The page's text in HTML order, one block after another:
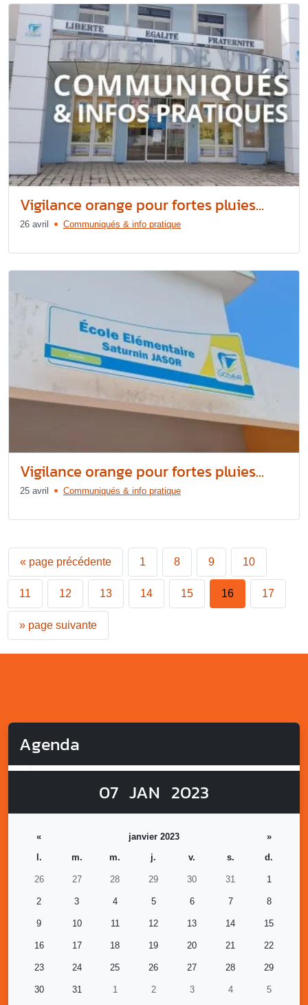
Vigilance orange pour fortes pluies...
26 avril Communiqués & info pratique
Vigilance orange pour fortes pluies...
25 avril Communiqués & info pratique
« page précédente 1 8 9 10
11 12 13 14 15 16 17
» page suivante
Agenda
07 JAN 2023
« janvier 2023
»
l.
m. m. j. v. s. d.
26 27 28 29 30 31 1
2 3 4 5 6 7 8
9 10 11 12 13 14 15
16 17 18 19 20 21 22
23 24 25 26 27 28 29
30 31 1 2 3 4 5